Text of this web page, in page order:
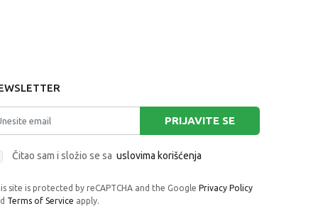
PRIJAVITE SE
Čitao sam i složio se sa uslovima korišćenja
site is protected by reCAPTCHA and the Google Privacy Policy
Terms of Service apply.